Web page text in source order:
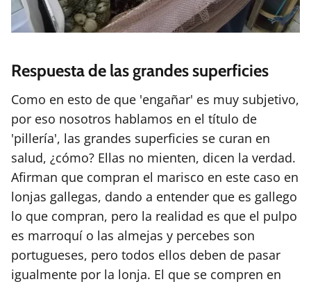
Respuesta de las grandes superficies
Como en esto de que 'engañar' es muy subjetivo,
por eso nosotros hablamos en el título de
'pillería', las grandes superficies se curan en
salud, ¿cómo? Ellas no mienten, dicen la verdad.
Afirman que compran el marisco en este caso en
lonjas gallegas, dando a entender que es gallego
lo que compran, pero la realidad es que el pulpo
es marroquí o las almejas y percebes son
portugueses, pero todos ellos deben de pasar
igualmente por la lonja. El que se compren en